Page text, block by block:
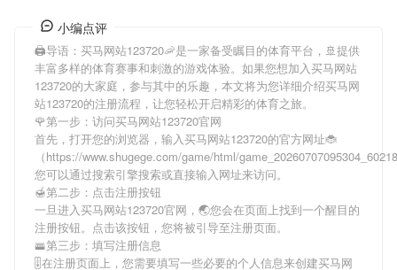
小编点评
🖨导语： 买马网站123720🦐是一家备受瞩目的体育平台，🚢提供
丰富多样的体育赛事和刺激的游戏体验。如果您想加入买马网站
123720的大家庭，参与其中的乐趣，本文将为您详细介绍买马网
站123720的注册流程，让您轻松开启精彩的体育之旅。
🌹第一步：访问买马网站123720官网
首先，打开您的浏览器，输入买马网站123720的官方网址🐞
（https://www.shugege.com/game/html/
您可以通过搜索引擎搜索或直接输入网址来访问。
🍯第二步：点击注册按钮
一旦进入买马网站123720官网，🌏您会在页面上找到一个醒目的
注册按钮。点击该按钮，您将被引导至注册页面。
🚟第三步：填写注册信息
🎚在注册页面上，您需要填写一些必要的个人信息来创建买马网